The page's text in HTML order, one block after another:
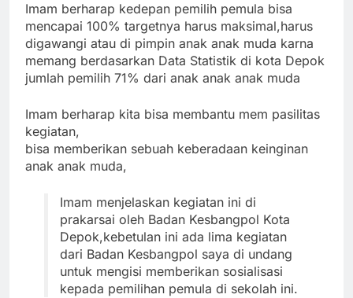
Imam berharap kedepan pemilih pemula bisa
mencapai 100% targetnya harus maksimal,harus
digawangi atau di pimpin anak anak muda karna
memang berdasarkan Data Statistik di kota Depok
jumlah pemilih 71% dari anak anak anak muda
Imam berharap kita bisa membantu mem pasilitas
kegiatan,
bisa memberikan sebuah keberadaan keinginan
anak anak muda,
Imam menjelaskan kegiatan ini di
prakarsai oleh Badan Kesbangpol Kota
Depok,kebetulan ini ada lima kegiatan
dari Badan Kesbangpol saya di undang
untuk mengisi memberikan sosialisasi
kepada pemilihan pemula di sekolah ini.